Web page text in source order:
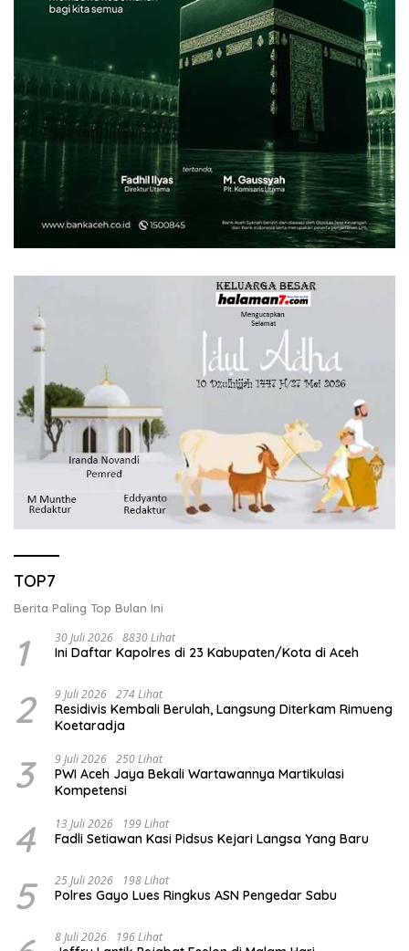
TOP7
Berita Paling Top Bulan Ini
1 30 Juli 2026 8830 Lihat
Ini Daftar Kapolres di 23 Kabupaten/Kota di Aceh
2 9 Juli 2026 274 Lihat
Residivis Kembali Berulah, Langsung Diterkam Rimueng
Koetaradja
3 9 Juli 2026 250 Lihat
PWI Aceh Jaya Bekali Wartawannya Martikulasi
Kompetensi
4 13 Juli 2026 199 Lihat
Fadli Setiawan Kasi Pidsus Kejari Langsa Yang Baru
5 25 Juli 2026 198 Lihat
Polres Gayo Lues Ringkus ASN Pengedar Sabu
8 Juli 2026 196 Lihat